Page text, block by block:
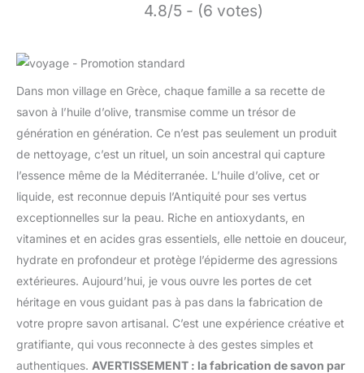
4.8/5 - (6 votes)
Dans mon village en Grèce, chaque famille a sa recette de
savon à l’huile d’olive, transmise comme un trésor de
génération en génération. Ce n’est pas seulement un produit
de nettoyage, c’est un rituel, un soin ancestral qui capture
l’essence même de la Méditerranée. L’huile d’olive, cet or
liquide, est reconnue depuis l’Antiquité pour ses vertus
exceptionnelles sur la peau. Riche en antioxydants, en
vitamines et en acides gras essentiels, elle nettoie en douceur,
hydrate en profondeur et protège l’épiderme des agressions
extérieures. Aujourd’hui, je vous ouvre les portes de cet
héritage en vous guidant pas à pas dans la fabrication de
votre propre savon artisanal. C’est une expérience créative et
gratifiante, qui vous reconnecte à des gestes simples et
authentiques. AVERTISSEMENT : la fabrication de savon par